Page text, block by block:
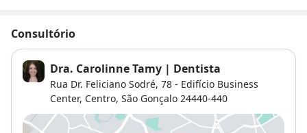
Consultório
Dra. Carolinne Tamy | Dentista
Rua Dr. Feliciano Sodré, 78 - Edifício Business
Center, Centro, São Gonçalo 24440-440